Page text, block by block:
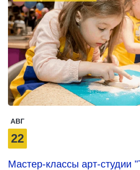
АВГ
22
Мастер-классы арт-студии